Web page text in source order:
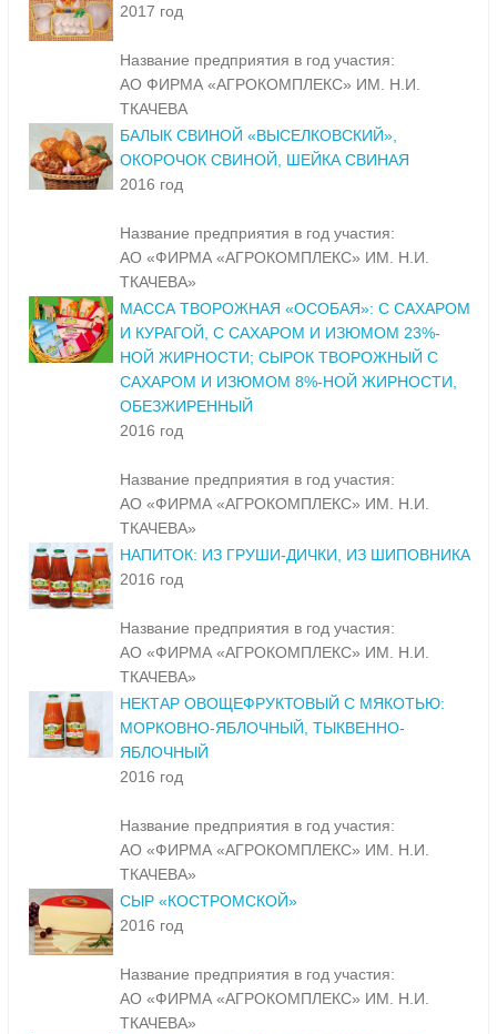
2017 год
Название предприятия в год участия:
АО ФИРМА «АГРОКОМПЛЕКС» ИМ. Н.И.
ТКАЧЕВА
БАЛЫК СВИНОЙ «ВЫСЕЛКОВСКИЙ»,
ОКОРОЧОК СВИНОЙ, ШЕЙКА СВИНАЯ
2016 год
Название предприятия в год участия:
АО «ФИРМА «АГРОКОМПЛЕКС» ИМ. Н.И.
ТКАЧЕВА»
МАССА ТВОРОЖНАЯ «ОСОБАЯ»: С САХАРОМ
И КУРАГОЙ, С САХАРОМ И ИЗЮМОМ 23%-
НОЙ ЖИРНОСТИ; СЫРОК ТВОРОЖНЫЙ С
САХАРОМ И ИЗЮМОМ 8%-НОЙ ЖИРНОСТИ,
ОБЕЗЖИРЕННЫЙ
2016 год
Название предприятия в год участия:
АО «ФИРМА «АГРОКОМПЛЕКС» ИМ. Н.И.
ТКАЧЕВА»
НАПИТОК: ИЗ ГРУШИ-ДИЧКИ, ИЗ ШИПОВНИКА
2016 год
Название предприятия в год участия:
АО «ФИРМА «АГРОКОМПЛЕКС» ИМ. Н.И.
ТКАЧЕВА»
НЕКТАР ОВОЩЕФРУКТОВЫЙ С МЯКОТЬЮ:
МОРКОВНО-ЯБЛОЧНЫЙ, ТЫКВЕННО-
ЯБЛОЧНЫЙ
2016 год
Название предприятия в год участия:
АО «ФИРМА «АГРОКОМПЛЕКС» ИМ. Н.И.
ТКАЧЕВА»
СЫР «КОСТРОМСКОЙ»
2016 год
Название предприятия в год участия:
АО «ФИРМА «АГРОКОМПЛЕКС» ИМ. Н.И.
ТКАЧЕВА»